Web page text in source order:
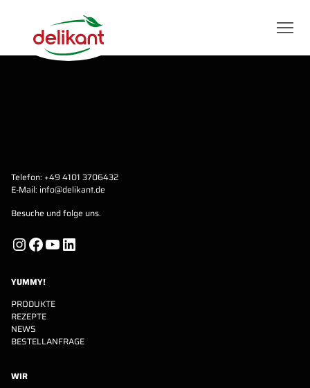
Telefon: +49 4101 3706432
E-Mail: info@delikant.de
Besuche und folge uns.
InstagramFacebook YouTube LinkedIn
YUMMY!
PRODUKTE
REZEPTE
NEWS
BESTELLANFRAGE
WIR